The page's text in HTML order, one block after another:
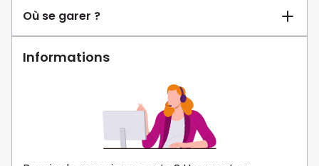
Où se garer ?
Informations